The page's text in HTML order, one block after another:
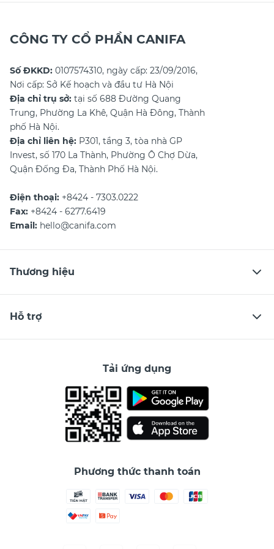
CÔNG TY CỔ PHẦN CANIFA
Số ĐKKD: 0107574310, ngày cấp: 23/09/2016,
Nơi cấp: Sở Kế hoạch và đầu tư Hà Nội
Địa chỉ trụ sở: tại số 688 Đường Quang
Trung, Phường La Khê, Quận Hà Đông, Thành
phố Hà Nội.
Địa chỉ liên hệ: P301, tầng 3, tòa nhà GP
Invest, số 170 La Thành, Phường Ô Chợ Dừa,
Quận Đống Đa, Thành Phố Hà Nội.
Điện thoại: +8424 - 7303.0222
Fax: +8424 - 6277.6419
Email: hello@canifa.com
Thương hiệu
Hỗ trợ
Tải ứng dụng
Phương thức thanh toán